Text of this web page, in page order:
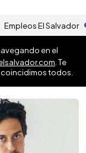
Empleos El Salvador
en el
. Te
todos.